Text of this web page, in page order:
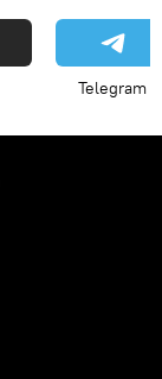
Telegram